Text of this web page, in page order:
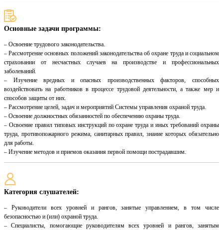
Основные задачи программы:
– Освоение трудового законодательства.
– Рассмотрение основных положений законодательства об охране труда и социальном
страховании от несчастных случаев на производстве и профессиональных
заболеваний.
– Изучение вредных и опасных производственных факторов, способных
воздействовать на работников в процессе трудовой деятельности, а также мер и
способов защиты от них.
– Рассмотрение целей, задач и мероприятий Системы управления охраной труда.
– Освоение должностных обязанностей по обеспечению охраны труда.
– Освоение правил типовых инструкций по охране труда и иных требований охраны
труда, противопожарного режима, санитарных правил, знание которых обязательно
для работы.
– Изучение методов и приемов оказания первой помощи пострадавшим.
Категория слушателей:
– Руководители всех уровней и рангов, занятые управлением, в том числе
безопасностью и (или) охраной труда.
– Специалисты, помогающие руководителям всех уровней и рангов, занятым